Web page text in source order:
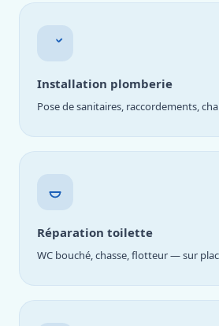
Installation plomberie
Pose de sanitaires, raccordements,
Réparation toilette
WC bouché, chasse, flotteur — sur